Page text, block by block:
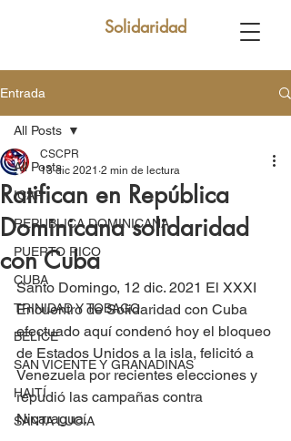
Solidaridad
Entrada
All Posts
ICAP
REPUBLICA DOMINICANA
PUERTO RICO
CUBA
TRINIDAD Y TOBAGO
BELICE
SAN VICENTE Y GRANADINAS
HAITÍ
SANTA LUCÍA
All Posts
Ratifican en República
Dominicana solidaridad
con Cuba
CSCPR
13 dic 2021 2 min de lectura
Santo Domingo, 12 dic. 2021 El XXXI
Encuentro de Solidaridad con Cuba
efectuado aquí condenó hoy el bloqueo
de Estados Unidos a la isla, felicitó a
Venezuela por recientes elecciones y
repudió las campañas contra
Nicaragua.